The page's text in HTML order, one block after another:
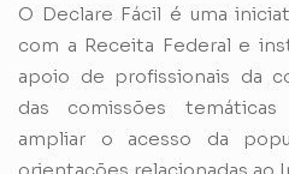
O Declare Fácil é uma
com a Receita Federal e
apoio de profissionais da
das comissões
ampliar o acesso da
orientações relacionadas ao